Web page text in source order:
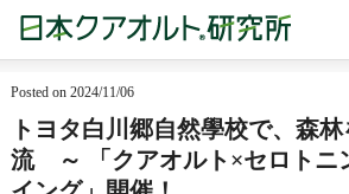
Posted on 2024/11/06
トヨタ白川郷自然學校で、森
流 ～ 「クアオルト×セロトニ